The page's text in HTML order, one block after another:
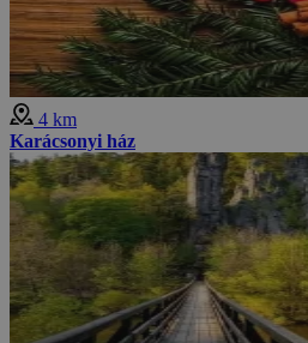
4 km
Karácsonyi ház